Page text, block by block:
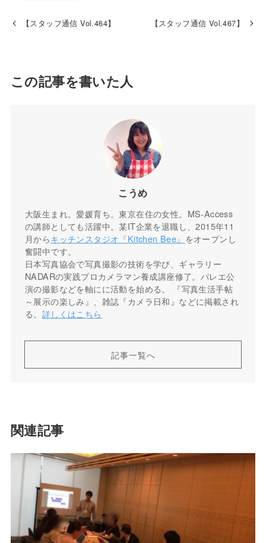
【スタッフ通信 Vol.464】 【スタッフ通信 Vol.467】
この記事を書いた人
こうめ
大阪生まれ。愛媛育ち。東京在住の女性。MS-Access
の講師としても活躍中。某IT企業を退職し、2015年11
月からキッチンスタジオ『Kitchen Bee』 をオープンし
奮闘中です。
日本写真協会で写真撮影の技術を学び、ギャラリー
NADARの実践プロカメラマン養成講座修了。バレエ公
演の撮影などを軸にに活動を始める。 『写真生活手帖
～展示の楽しみ』、雑誌『カメラ日和』などに掲載され
る。 詳しくはこちら
記事一覧へ
関連記事